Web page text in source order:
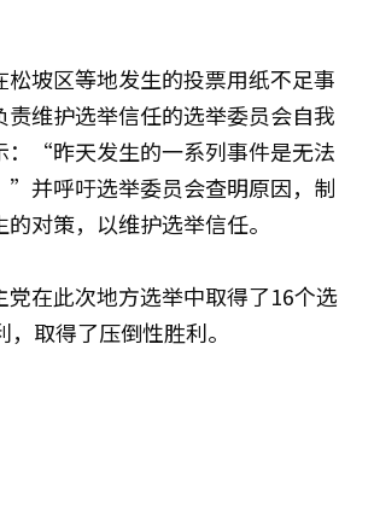
松坡区等地发生的投票用纸不足事
维护选举信任的选举委员会自我
“昨天发生的一系列事件是无法
”并呼吁选举委员会查明原因，制
对策，以维护选举信任。
党在此次地方选举中取得了16个选
取得了压倒性胜利。